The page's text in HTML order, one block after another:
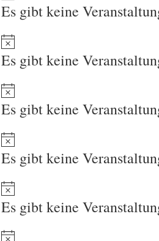
Es gibt keine
Es gibt keine
Es gibt keine
Es gibt keine
Es gibt keine